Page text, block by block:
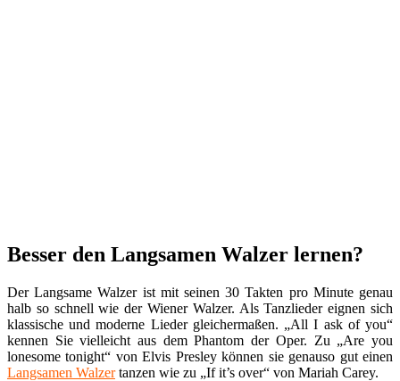
Besser den Langsamen Walzer lernen?
Der Langsame Walzer ist mit seinen 30 Takten pro Minute genau
halb so schnell wie der Wiener Walzer. Als Tanzlieder eignen sich
klassische und moderne Lieder gleichermaßen. „All I ask of you“
kennen Sie vielleicht aus dem Phantom der Oper. Zu „Are you
lonesome tonight“ von Elvis Presley können sie genauso gut einen
Langsamen Walzertanzen wie zu „If it’s over“ von Mariah Carey.